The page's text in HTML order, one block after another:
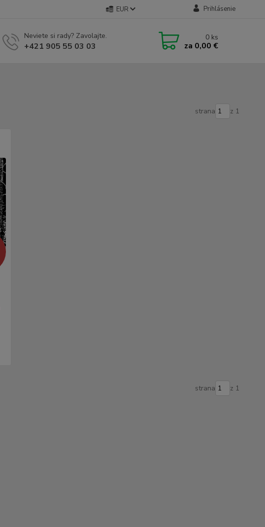
EUR Prihlásenie
Neviete si rady? Zavolajte.
+421 905 55 03 03
0 ks
za 0,00 €
strana z 1
strana z 1